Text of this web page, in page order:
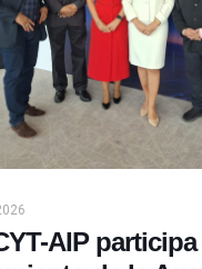
AIP participa